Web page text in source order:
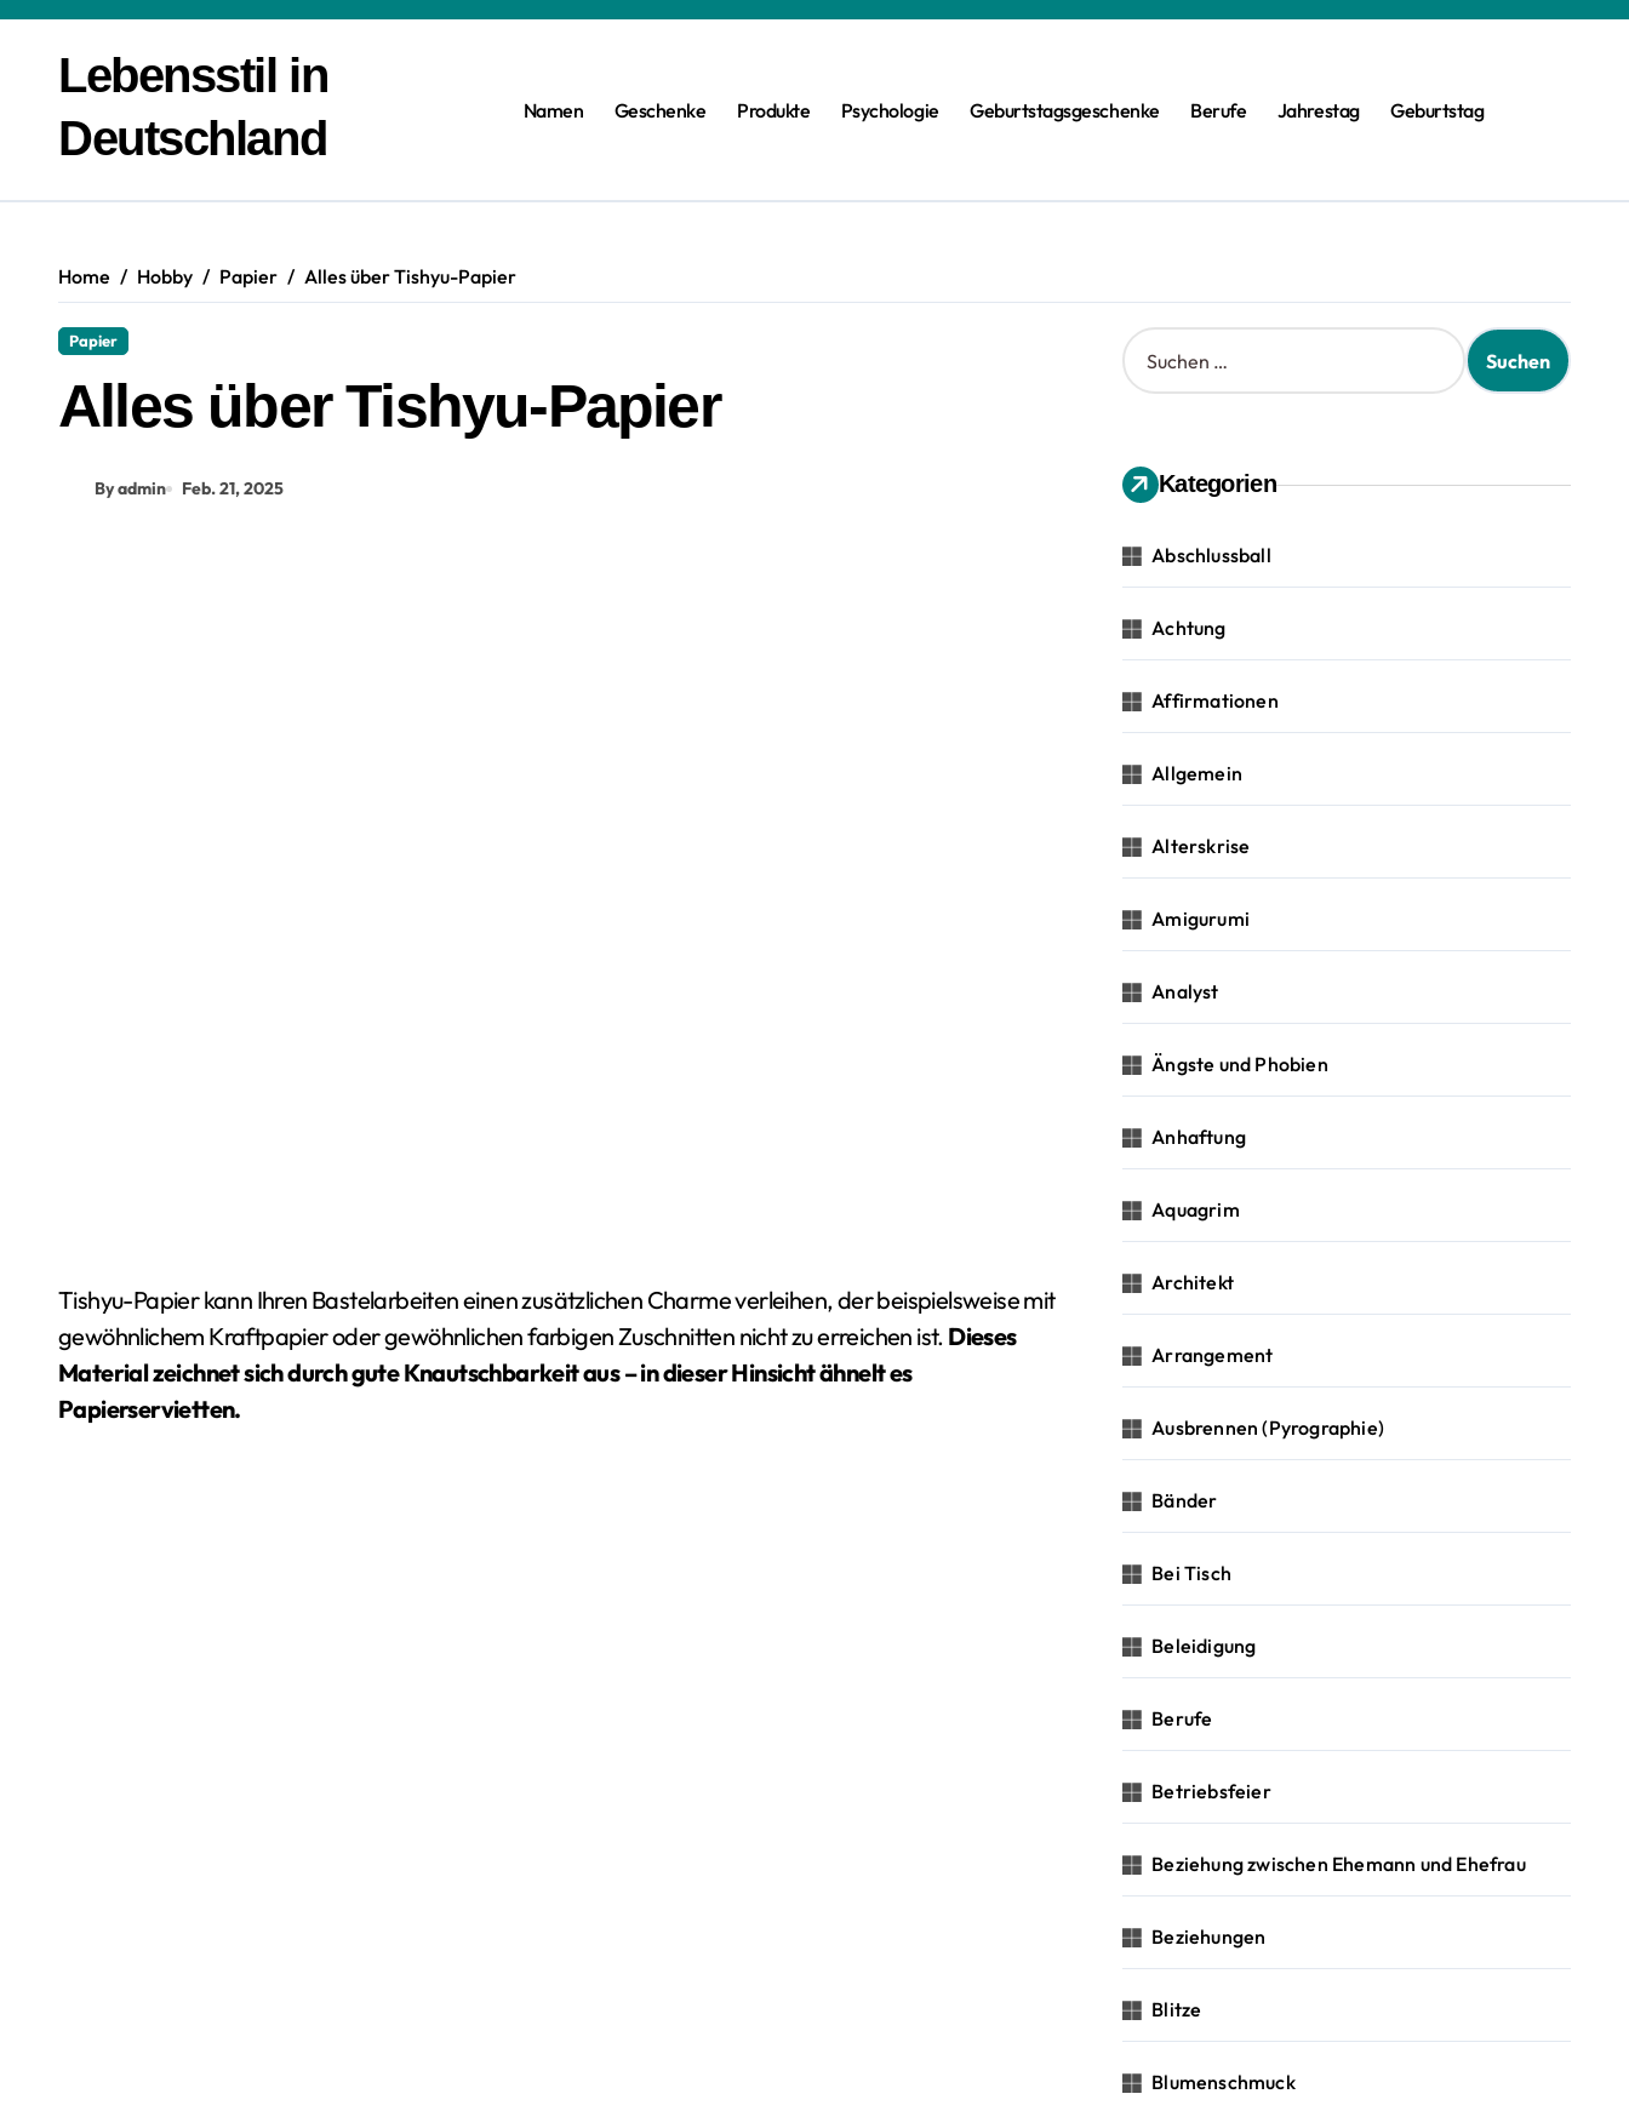
springenLebensstil in
Deutschland
Namen Geschenke Produkte Psychologie Geburtstagsgeschenke Berufe Jahrestag Geburtstag
Home Hobby Papier Alles über Tishyu-Papier
Papier
Alles über Tishyu-Papier
By admin Feb. 21, 2025
Tishyu-Papier kann Ihren Bastelarbeiten einen zusätzlichen Charme verleihen, der beispielsweise mit
gewöhnlichem Kraftpapier oder gewöhnlichen farbigen Zuschnitten nicht zu erreichen ist. Dieses
Material zeichnet sich durch gute Knautschbarkeit aus – in dieser Hinsicht ähnelt es
Papierservietten.
S
u
n
n
c
Kategorien
Abschlussball
Achtung
Affirmationen
Allgemein
Alterskrise
Amigurumi
Analyst
Ängste und Phobien
Anhaftung
Aquagrim
Architekt
Arrangement
Ausbrennen (Pyrographie)
Bänder
Bei Tisch
Beleidigung
Berufe
Betriebsfeier
Beziehung zwischen Ehemann und Ehefrau
Beziehungen
Blitze
Blumenschmuck